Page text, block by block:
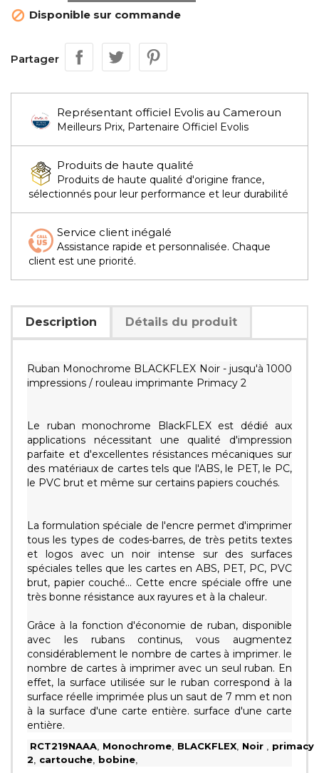
 Disponible sur commande
Partager
Représentant officiel Evolis au Cameroun
Meilleurs Prix, Partenaire Officiel Evolis
Produits de haute qualité
Produits de haute qualité d'origine france,
sélectionnés pour leur performance et leur durabilité
Service client inégalé
Assistance rapide et personnalisée. Chaque
client est une priorité.
Description Détails du produit
Ruban Monochrome BLACKFLEX Noir - jusqu'à 1000
impressions / rouleau imprimante Primacy 2
Le ruban monochrome BlackFLEX est dédié aux
applications nécessitant une qualité d'impression
parfaite et d'excellentes résistances mécaniques sur
des matériaux de cartes tels que l'ABS, le PET, le PC,
le PVC brut et même sur certains papiers couchés.
La formulation spéciale de l'encre permet d'imprimer
tous les types de codes-barres, de très petits textes
et logos avec un noir intense sur des surfaces
spéciales telles que les cartes en ABS, PET, PC, PVC
brut, papier couché... Cette encre spéciale offre une
très bonne résistance aux rayures et à la chaleur.
Grâce à la fonction d'économie de ruban, disponible
avec les rubans continus, vous augmentez
considérablement le nombre de cartes à imprimer. le
nombre de cartes à imprimer avec un seul ruban. En
effet, la surface utilisée sur le ruban correspond à la
surface réelle imprimée plus un saut de 7 mm et non
à la surface d'une carte entière. surface d'une carte
entière.
RCT219NAAA Monochrome BLACKFLEX Noir
primacy
2
cartouche bobine